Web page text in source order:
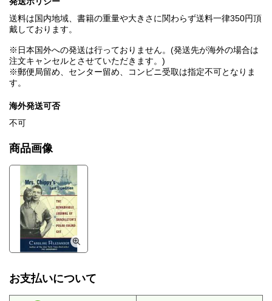
送料は国内地域、書籍の重量や大きさに関わらず送料一律350円頂
戴しております。
※日本国外への発送は行っておりません。(発送先が海外の場合は
注文キャンセルとさせていただきます。)
※郵便局留め、センター留め、コンビニ受取は指定不可となりま
す。
海外発送可否
不可
商品画像
お支払いについて